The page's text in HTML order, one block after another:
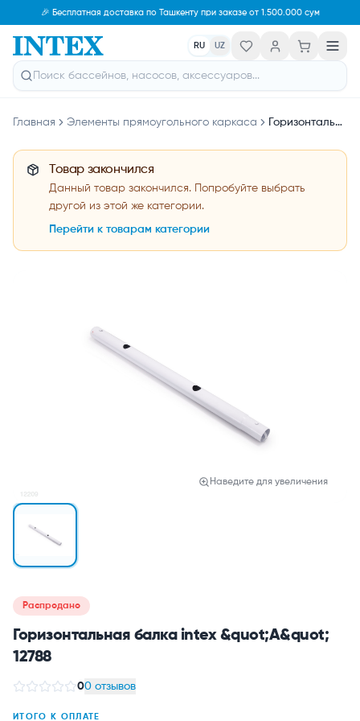
🎉 Бесплатная доставка по Ташкенту при заказе от 1.500.000 сум
RU UZ
Главная Элементы прямоугольного каркаса Горизонтальная балка intex &quot;А&quot; 12788
Товар закончился
Данный товар закончился. Попробуйте выбрать
другой из этой же категории.
Перейти к товарам категории
Наведите для увеличения
Распродано
Горизонтальная балка intex &quot;А&quot;
12788
00 отзывов
ИТОГО К ОПЛАТЕ